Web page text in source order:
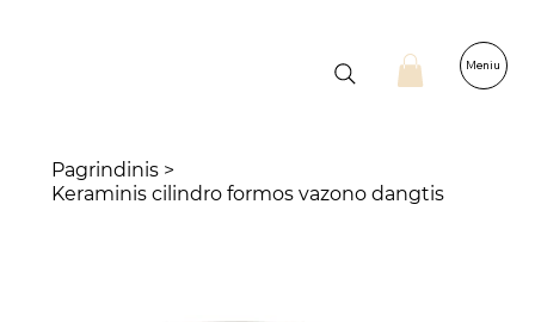
Meniu
Pagrindinis >
Keraminis cilindro formos vazono dangtis